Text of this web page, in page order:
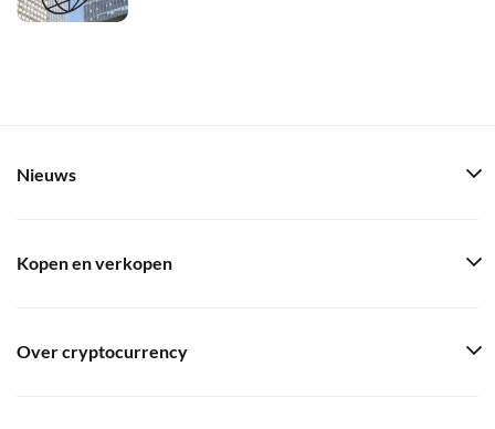
Nieuws
Kopen en verkopen
Over cryptocurrency